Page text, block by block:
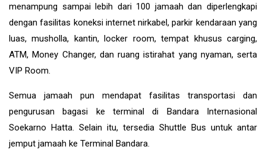
menampung sampai lebih dari 100 jamaah dan diperlengkapi
dengan fasilitas koneksi internet nirkabel, parkir kendaraan yang
luas, musholla, kantin, locker room, tempat khusus carging,
ATM, Money Changer, dan ruang istirahat yang nyaman, serta
VIP Room.
Semua jamaah pun mendapat fasilitas transportasi dan
pengurusan bagasi ke terminal di Bandara Internasional
Soekarno Hatta. Selain itu, tersedia Shuttle Bus untuk antar
jemput jamaah ke Terminal Bandara.